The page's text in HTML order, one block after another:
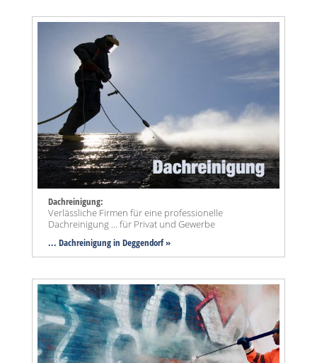
Dachreinigung:
Verlässliche Firmen für eine professionelle
Dachreinigung ... für Privat und Gewerbe
... Dachreinigung in Deggendorf »